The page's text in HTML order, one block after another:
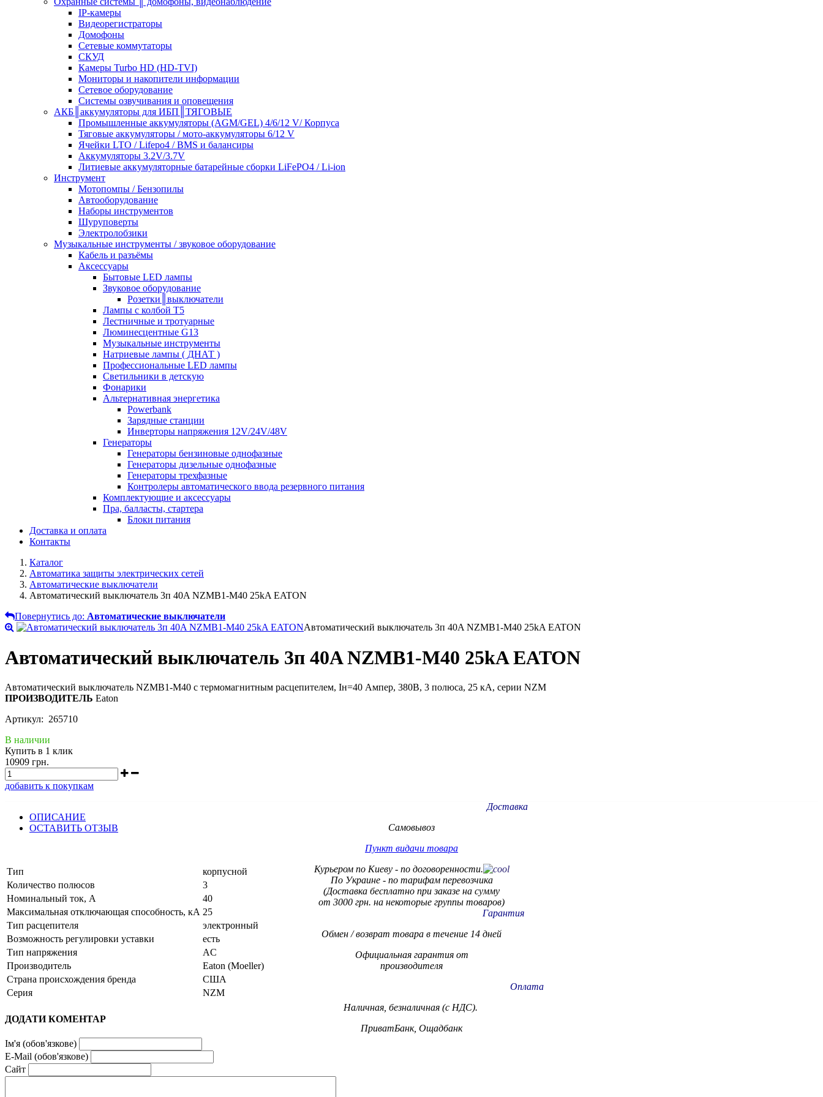
IP-камеры
Видеорегистраторы
Домофоны
Сетевые коммутаторы
СКУД
Камеры Turbo HD (HD-TVI)
Мониторы и накопители информации
Сетевое оборудование
Системы озвучивания и оповещения
АКБ║аккумуляторы для ИБП║ТЯГОВЫЕ
Промышленные аккумуляторы (AGM/GEL) 4/6/12 V/ Корпуса
Тяговые аккумуляторы / мото-аккумуляторы 6/12 V
Ячейки LTO / Lifepo4 / BMS и балансиры
Аккумуляторы 3.2V/3.7V
Литиевые аккумуляторные батарейные сборки LiFePO4 / Li-ion
Инструмент
Мотопомпы / Бензопилы
Автооборудование
Наборы инструментов
Шуруповерты
Электролобзики
Музыкальные инструменты / звуковое оборудование
Кабель и разъёмы
Аксессуары
Бытовые LED лампы
Звуковое оборудование
Розетки║выключатели
Лампы с колбой Т5
Лестничные и тротуарные
Люминесцентные G13
Музыкальные инструменты
Натриевые лампы ( ДНАТ )
Профессиональные LED лампы
Светильники в детскую
Фонарики
Альтернативная энергетика
Powerbank
Зарядные станции
Инверторы напряжения 12V/24V/48V
Генераторы
Генераторы бензиновые однофазные
Генераторы дизельные однофазные
Генераторы трехфазные
Контролеры автоматического ввода резервного питания
Комплектующие и аксессуары
Пра, балласты, стартера
Блоки питания
Доставка и оплата
Контакты
Каталог
Автоматика защиты электрических сетей
Автоматические выключатели
Автоматический выключатель 3п 40A NZMB1-M40 25kA EATON
Повернутись до: Автоматические выключатели
Автоматический выключатель 3п 40A NZMB1-M40 25kA EATON
Автоматический выключатель 3п 40A NZMB1-M40 25kA EATON
Автоматический выключатель NZMB1-M40 с термомагнитным расцепителем, Iн=40 Ампер, 380В, 3 полюса, 25 кА, серии NZM
ПРОИЗВОДИТЕЛЬ Eaton
Артикул: 265710
В наличии
Купить в 1 клик
10909 грн.
добавить к покупкам
Доставка
Самовывоз
Пункт видачи товара
Курьером по Киеву - по договоренности.
По Украине - по тарифам перевозчика
(Доставка бесплатно при заказе на сумму
от 3000 грн. на некоторые группы товаров)
Гарантия
Обмен / возврат товара в течение 14 дней
Официальная гарантия от
производителя
Оплата
Наличная, безналичная (с НДС).
ПриватБанк, Ощадбанк
ОПИСАНИЕ
ОСТАВИТЬ ОТЗЫВ
Тип
корпусной
Количество полюсов
3
Номинальный ток, А
40
Максимальная отключающая способность, кА 25
Тип расцепителя
электронный
Возможность регулировки уставки
есть
Тип напряжения
AC
Производитель
Eaton (Moeller)
Страна происхождения бренда
США
Серия
NZM
ДОДАТИ КОМЕНТАР
Ім'я (обов'язкове)
E-Mail (обов'язкове)
Сайт